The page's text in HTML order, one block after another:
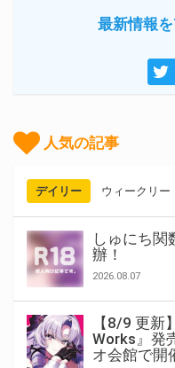
最新情報
人気の記事
デイリー ウィークリー
しゅにち関
辦！
2026.08.07
【8/9 更新
Works』発
オ会館で開